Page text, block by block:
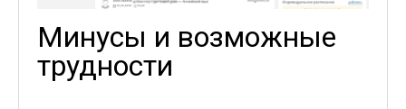
Минусы и возможные
трудности